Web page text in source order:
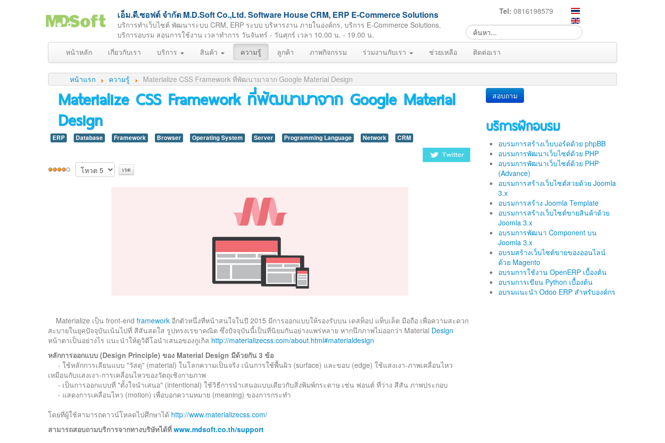
เอ็ม.ดี.ซอฟต์ จำกัด M.D.Soft Co.,Ltd. Software House CRM, ERP E-Commerce Solutions
บริการทำเว็บไซต์ พัฒนาระบบ CRM, ERP ระบบ บริหารงาน ภายในองค์กร, บริการ E-Commerce Solutions,
บริการอบรม สอนการใช้งาน เวลาทำการ วันจันทร์ - วันศุกร์ เวลา 10.00 น. - 19.00 น.
Tel: 0816198579
หน้าหลัก เกี่ยวกับเรา บริการ สินค้า ความรู้ ลูกค้า ภาพกิจกรรม ร่วมงานกับเรา ช่วยเหลือ ติดต่อเรา
หน้าแรก ความรู้ Materialize CSS Framework ที่พัฒนามาจาก Google Material Design
Materialize CSS Framework ที่พัฒนามาจาก Google Material
Design
ERP Database Framework Browser Operating System Server Programming Language Network CRM
Materialize เป็น front-end framework อีกตัวหนึ่งที่หน้าสนใจในปี 2015 มีการออกแบบให้รองรับบน เดสท็อป แท็บเล็ต มือถือ เพื่อความสะดวก
สะบายในยุคปัจจุบันเน้นไปที่ สีสันสดใส รูปทรงเรขาคณิต ซึ่งปัจจุบันนี้เป็นที่นิยมกันอย่างแพร่หลาย หากนึกภาพไม่ออกว่า Material Design
หน้าตาเป็นอย่างไร แนะนำให้ดูวิดีโอนำเสนอของกูเกิล http://materializecss.com/about.html#materialdesign
หลักการออกแบบ (Design Principle) ของ Material Design มีด้วยกัน 3 ข้อ
- ใช้หลักการเลียนแบบ "วัสดุ" (material) ในโลกความเป็นจริง เน้นการใช้พื้นผิว (surface) และขอบ (edge) ใช้แสงเงา-ภาพเคลื่อนไหว
เหมือนกับแสงเงา-การเคลื่อนไหวของวัตถุเชิงกายภาพ
- เป็นการออกแบบที่ "ตั้งใจนำเสนอ" (intentional) ใช้วิธีการนำเสนอแบบเดียวกับสิ่งพิมพ์กระดาษ เช่น ฟอนต์ ที่ว่าง สีสัน ภาพประกอบ
- แสดงการเคลื่อนไหว (motion) เพื่อบอกความหมาย (meaning) ของการกระทำ
โดยที่ผู้ใช้สามารถดาวน์โหลดไปศึกษาได้ http://www.materializecss.com/
สามารถสอบถามบริการจากทางบริษัทได้ที่ www.mdsoft.co.th/support
สอบถาม
บริการฝึกอบรม
อบรมการสร้างเว็บบอร์ดด้วย phpBB
อบรมการพัฒนาเว็บไซต์ด้วย PHP
อบรมการพัฒนาเว็บไซต์ด้วย PHP
(Advance)
อบรมการสร้างเว็บไซต์สวยด้วย Joomla
3.x
อบรมการสร้าง Joomla Template
อบรมการสร้างเว็บไซต์ขายสินค้าด้วย
Joomla 3.x
อบรมการพัฒนา Component บน
Joomla 3.x
อบรมสร้างเว็บไซต์ขายของออนไลน์
ด้วย Magento
อบรมการใช้งาน OpenERP เบื้องต้น
อบรมการเขียน Python เบื้องต้น
อบรมแนะนำ Odoo ERP สำหรับองค์กร